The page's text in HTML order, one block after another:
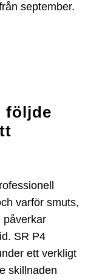
september.
följde
varför smuts,
påverkar
SR P4
ett verkligt
skillnaden